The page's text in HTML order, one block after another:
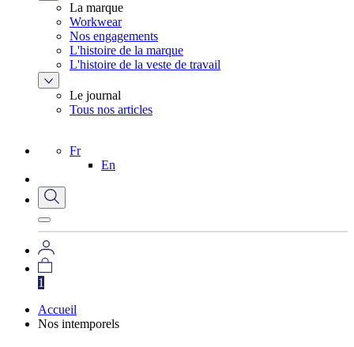
La marque
Workwear
Nos engagements
L'histoire de la marque
L'histoire de la veste de travail
Le journal
Tous nos articles
Fr
En
1
Accueil
Nos intemporels